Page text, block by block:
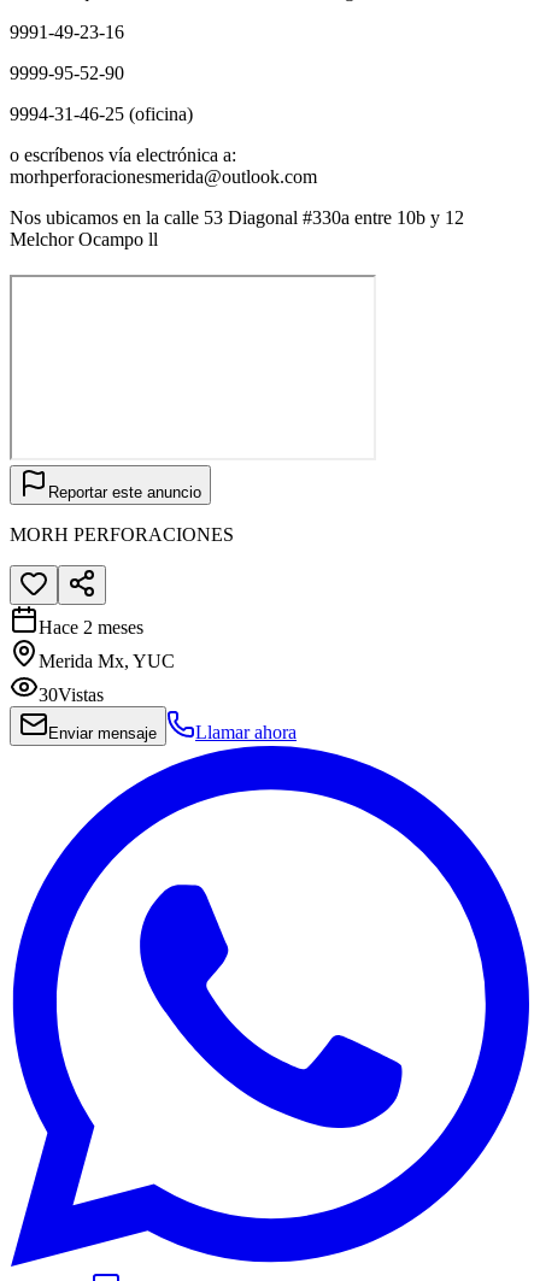
9991-49-23-16
9999-95-52-90
9994-31-46-25 (oficina)
o escríbenos vía electrónica a:
morhperforacionesmerida@outlook.com
Nos ubicamos en la calle 53 Diagonal #330a entre 10b y 12
Melchor Ocampo ll
Reportar este anuncio
MORH PERFORACIONES
Hace 2 meses
Merida Mx, YUC
30Vistas
Enviar mensaje Llamar ahora